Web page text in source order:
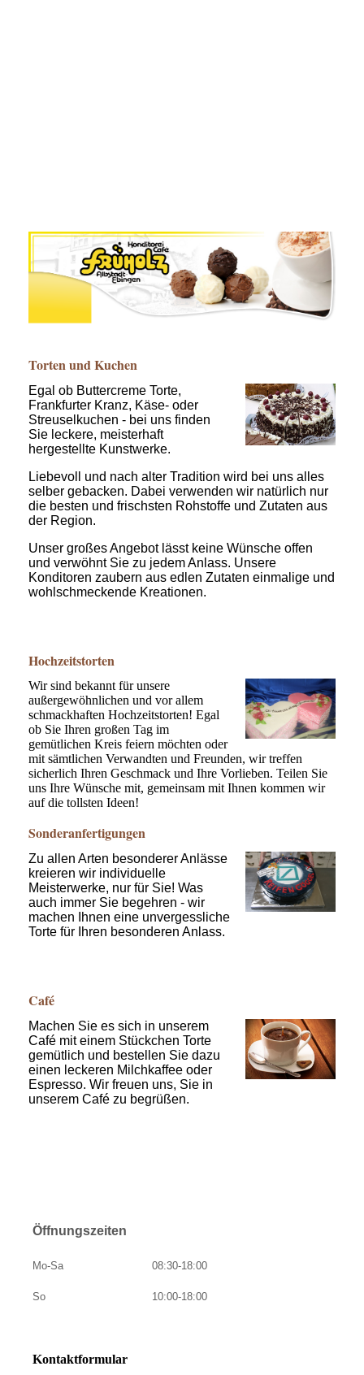
Torten und Kuchen
Egal ob Buttercreme Torte,
Frankfurter Kranz, Käse- oder
Streuselkuchen - bei uns finden
Sie leckere, meisterhaft
hergestellte Kunstwerke.
Liebevoll und nach alter Tradition wird bei uns alles
selber gebacken. Dabei verwenden wir natürlich nur
die besten und frischsten Rohstoffe und Zutaten aus
der Region.
Unser großes Angebot lässt keine Wünsche offen
und verwöhnt Sie zu jedem Anlass. Unsere
Konditoren zaubern aus edlen Zutaten einmalige und
wohlschmeckende Kreationen.
Hochzeitstorten
Wir sind bekannt für unsere
außergewöhnlichen und vor allem
schmackhaften Hochzeitstorten! Egal
ob Sie Ihren großen Tag im
gemütlichen Kreis feiern möchten oder
mit sämtlichen Verwandten und Freunden, wir treffen
sicherlich Ihren Geschmack und Ihre Vorlieben. Teilen Sie
uns Ihre Wünsche mit, gemeinsam mit Ihnen kommen wir
auf die tollsten Ideen!
Sonderanfertigungen
Zu allen Arten besonderer Anlässe
kreieren wir individuelle
Meisterwerke, nur für Sie! Was
auch immer Sie begehren - wir
machen Ihnen eine unvergessliche
Torte für Ihren besonderen Anlass.
Café
Machen Sie es sich in unserem
Café mit einem Stückchen Torte
gemütlich und bestellen Sie dazu
einen leckeren Milchkaffee oder
Espresso. Wir freuen uns, Sie in
unserem Café zu begrüßen.
Öffnungszeiten
Mo-Sa 08:30-18:00
So 10:00-18:00
Kontaktformular